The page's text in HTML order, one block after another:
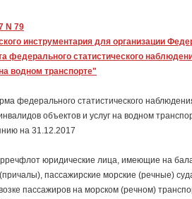
N 79
инструментария для организации
федерального статистического
водном транспорте"
федерального статистического
объектов и услуг на водном
на 31.12.2017
юридические лица, имеющие на
пассажирские морские (речные)
пассажиров на морском (речном)